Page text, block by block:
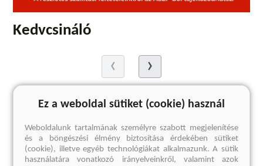
Kedvcsináló
Ez a weboldal sütiket (cookie) használ
Weboldalunk tartalmának személyre szabott megjelenítése
és a böngészési élmény biztosítása érdekében sütiket
(cookie), illetve egyéb technológiákat alkalmazunk. A sütik
használatára vonatkozó irányelveinkről, valamint azok